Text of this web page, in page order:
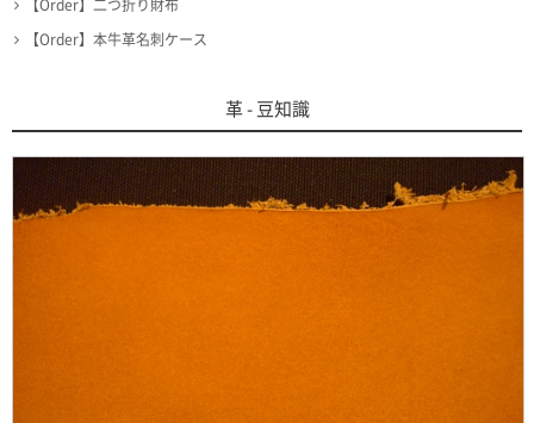
【Order】二つ折り財布
【Order】本牛革名刺ケース
革 - 豆知識